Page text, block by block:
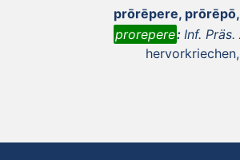
prōrēpere,
prorepere: Inf. Präs.